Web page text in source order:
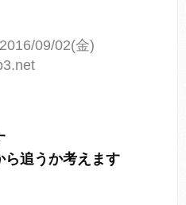
2016/09/02(金)
ら追うか考えます